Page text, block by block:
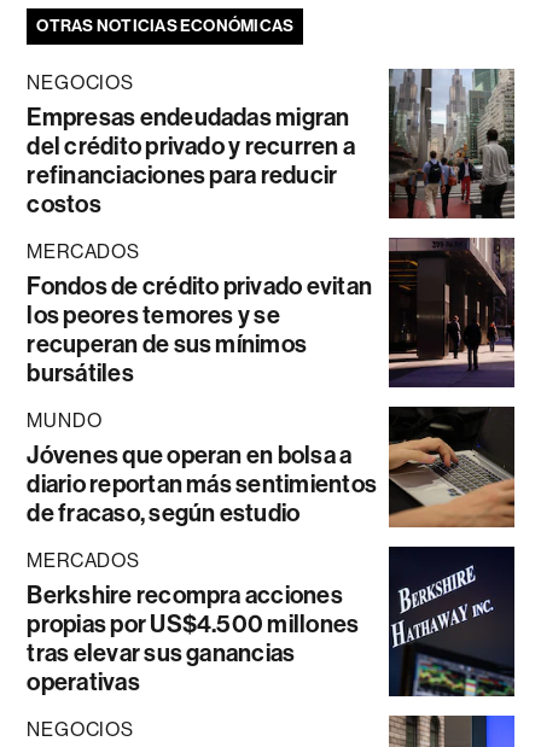
OTRAS NOTICIAS ECONÓMICAS
NEGOCIOS
Empresas endeudadas migran
del crédito privado y recurren a
refinanciaciones para reducir
costos
MERCADOS
Fondos de crédito privado evitan
los peores temores y se
recuperan de sus mínimos
bursátiles
MUNDO
Jóvenes que operan en bolsa a
diario reportan más sentimientos
de fracaso, según estudio
MERCADOS
Berkshire recompra acciones
propias por US$4.500 millones
tras elevar sus ganancias
operativas
NEGOCIOS